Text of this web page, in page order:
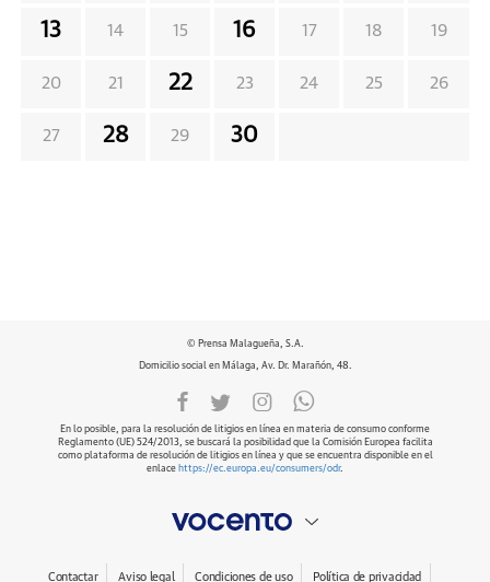
13 14 15 16 17 18 19
20 21 22 23 24 25 26
27 28 29 30
© Prensa Malagueña, S.A.
Domicilio social en Málaga, Av. Dr. Marañón, 48.
En lo posible, para la resolución de litigios en línea en materia de consumo conforme
Reglamento (UE) 524/2013, se buscará la posibilidad que la Comisión Europea facilita
como plataforma de resolución de litigios en línea y que se encuentra disponible en el
enlace https://ec.europa.eu/consumers/odr.
Contactar Aviso legal Condiciones de uso Política de privacidad